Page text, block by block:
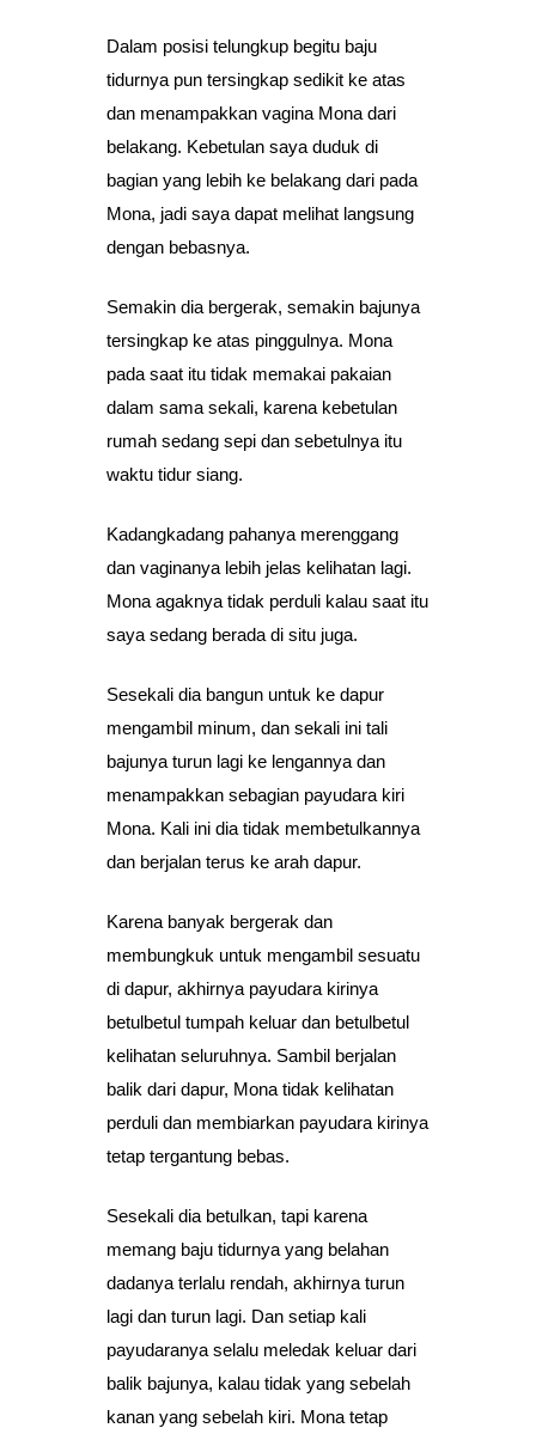
Dalam posisi telungkup begitu baju
tidurnya pun tersingkap sedikit ke atas
dan menampakkan vagina Mona dari
belakang. Kebetulan saya duduk di
bagian yang lebih ke belakang dari pada
Mona, jadi saya dapat melihat langsung
dengan bebasnya.
Semakin dia bergerak, semakin bajunya
tersingkap ke atas pinggulnya. Mona
pada saat itu tidak memakai pakaian
dalam sama sekali, karena kebetulan
rumah sedang sepi dan sebetulnya itu
waktu tidur siang.
Kadangkadang pahanya merenggang
dan vaginanya lebih jelas kelihatan lagi.
Mona agaknya tidak perduli kalau saat itu
saya sedang berada di situ juga.
Sesekali dia bangun untuk ke dapur
mengambil minum, dan sekali ini tali
bajunya turun lagi ke lengannya dan
menampakkan sebagian payudara kiri
Mona. Kali ini dia tidak membetulkannya
dan berjalan terus ke arah dapur.
Karena banyak bergerak dan
membungkuk untuk mengambil sesuatu
di dapur, akhirnya payudara kirinya
betulbetul tumpah keluar dan betulbetul
kelihatan seluruhnya. Sambil berjalan
balik dari dapur, Mona tidak kelihatan
perduli dan membiarkan payudara kirinya
tetap tergantung bebas.
Sesekali dia betulkan, tapi karena
memang baju tidurnya yang belahan
dadanya terlalu rendah, akhirnya turun
lagi dan turun lagi. Dan setiap kali
payudaranya selalu meledak keluar dari
balik bajunya, kalau tidak yang sebelah
kanan yang sebelah kiri. Mona tetap